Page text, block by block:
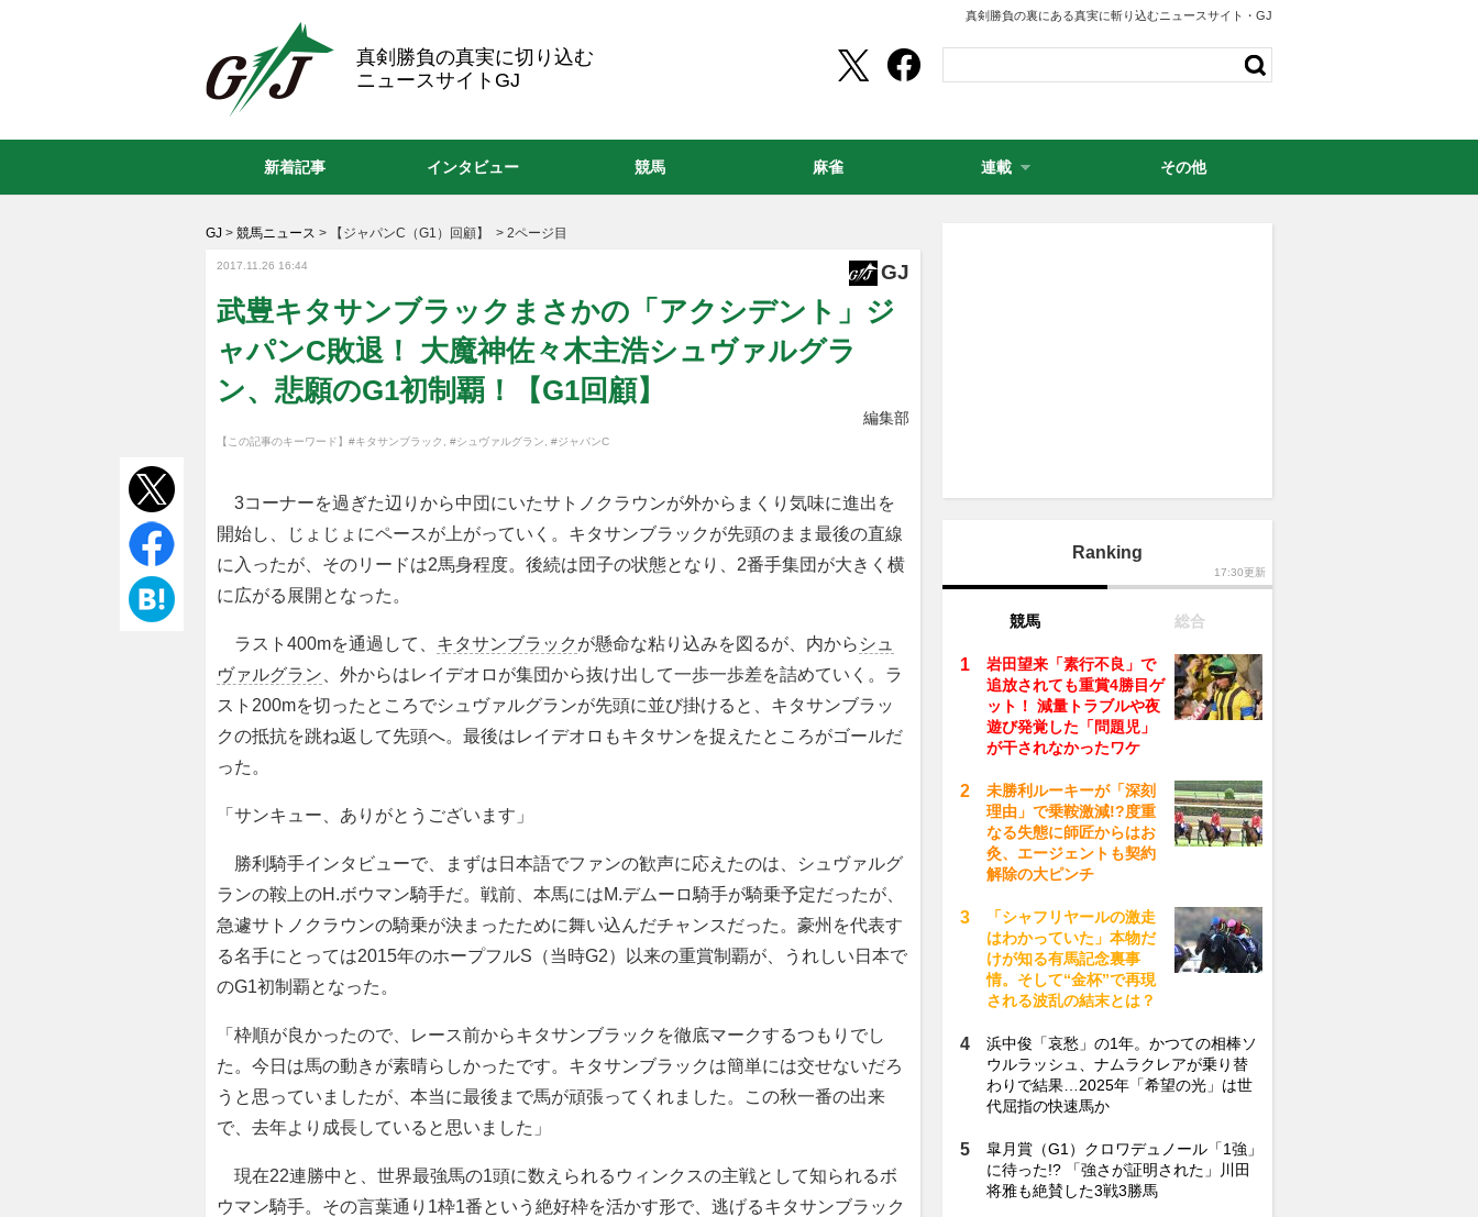
真剣勝負の裏にある真実に斬り込むニュースサイト・GJ
真剣勝負の真実に切り込む
ニュースサイトGJ
GJ > 競馬ニュース > 【ジャパンC（G1）回顧】 > 2ページ目
2017.11.26 16:44 GJ
武豊キタサンブラックまさかの「アクシデント」ジ
ャパンC敗退！ 大魔神佐々木主浩シュヴァルグラ
ン、悲願のG1初制覇！【G1回顧】
編集部
【この記事のキーワード】 #キタサンブラック #シュヴァルグラン #ジャパンC
3コーナーを過ぎた辺りから中団にいたサトノクラウンが外からまくり気味に進出を
開始し、じょじょにペースが上がっていく。キタサンブラックが先頭のまま最後の直線
に入ったが、そのリードは2馬身程度。後続は団子の状態となり、2番手集団が大きく横
に広がる展開となった。
ラスト400mを通過して、 キタサンブラック が懸命な粘り込みを図るが、内から シュ
ヴァルグラン 、外からはレイデオロが集団から抜け出して一歩一歩差を詰めていく。ラ
スト200mを切ったところでシュヴァルグランが先頭に並び掛けると、キタサンブラッ
クの抵抗を跳ね返して先頭へ。最後はレイデオロもキタサンを捉えたところがゴールだ
った。
「サンキュー、ありがとうございます」
勝利騎手インタビューで、まずは日本語でファンの歓声に応えたのは、シュヴァルグ
ランの鞍上のH.ボウマン騎手だ。戦前、本馬にはM.デムーロ騎手が騎乗予定だったが、
急遽サトノクラウンの騎乗が決まったために舞い込んだチャンスだった。豪州を代表す
る名手にとっては2015年のホープフルS（当時G2）以来の重賞制覇が、うれしい日本で
のG1初制覇となった。
「枠順が良かったので、レース前からキタサンブラックを徹底マークするつもりでし
た。今日は馬の動きが素晴らしかったです。キタサンブラックは簡単には交せないだろ
うと思っていましたが、本当に最後まで馬が頑張ってくれました。この秋一番の出来
で、去年より成長していると思いました」
現在22連勝中と、世界最強馬の1頭に数えられるウィンクスの主戦として知られるボ
ウマン騎手。その言葉通り1枠1番という絶好枠を活かす形で、逃げるキタサンブラック
Ranking
17:30更新
競馬 総合
岩田望来「素行不良」で
追放されても重賞4勝目ゲ
ット！ 減量トラブルや夜
遊び発覚した「問題児」
が干されなかったワケ
未勝利ルーキーが「深刻
理由」で乗鞍激減!?度重
なる失態に師匠からはお
灸、エージェントも契約
解除の大ピンチ
「シャフリヤールの激走
はわかっていた」本物だ
けが知る有馬記念裏事
情。そして“金杯”で再現
される波乱の結末とは？
浜中俊「哀愁」の1年。かつての相棒ソ
ウルラッシュ、ナムラクレアが乗り替
わりで結果…2025年「希望の光」は世
代屈指の快速馬か
皐月賞（G1）クロワデュノール「1強」
に待った!? 「強さが証明された」川田
将雅も絶賛した3戦3勝馬
新着記事 インタビュー 競馬 麻雀 連載 その他